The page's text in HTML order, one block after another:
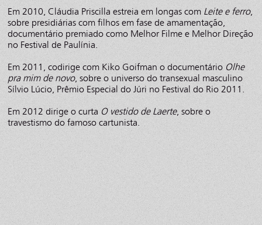
Em 2010, Cláudia Priscilla estreia em longas com Leite e ferro,
sobre presidiárias com filhos em fase de amamentação,
documentário premiado como Melhor Filme e Melhor Direção
no Festival de Paulínia.
Em 2011, codirige com Kiko Goifman o documentário Olhe
pra mim de novo, sobre o universo do transexual masculino
Sílvio Lúcio, Prêmio Especial do Júri no Festival do Rio 2011.
Em 2012 dirige o curta O vestido de Laerte, sobre o
travestismo do famoso cartunista.